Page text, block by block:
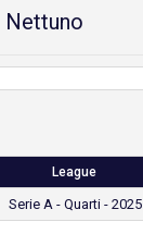
Nettuno
League
Serie A - Quarti - 2025